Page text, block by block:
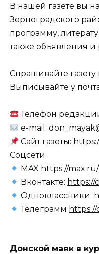
В нашей газете вы
Зерноградского
программу,
также объявления и
Спрашивайте газету
Выписывайте у
Телефон
e-mail:
Сайт газеты:
Соцсети:
MAX https://max.ru/
Вконтакте: https://
Одноклассники:
Телеграмм https://
Донской маяк в